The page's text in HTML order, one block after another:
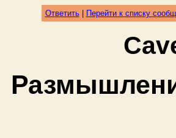
Ответить| Перейти к списку